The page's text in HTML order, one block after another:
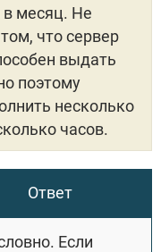
в месяц. Не
что сервер
выдать
поэтому
несколько
часов.
Ответ
Если